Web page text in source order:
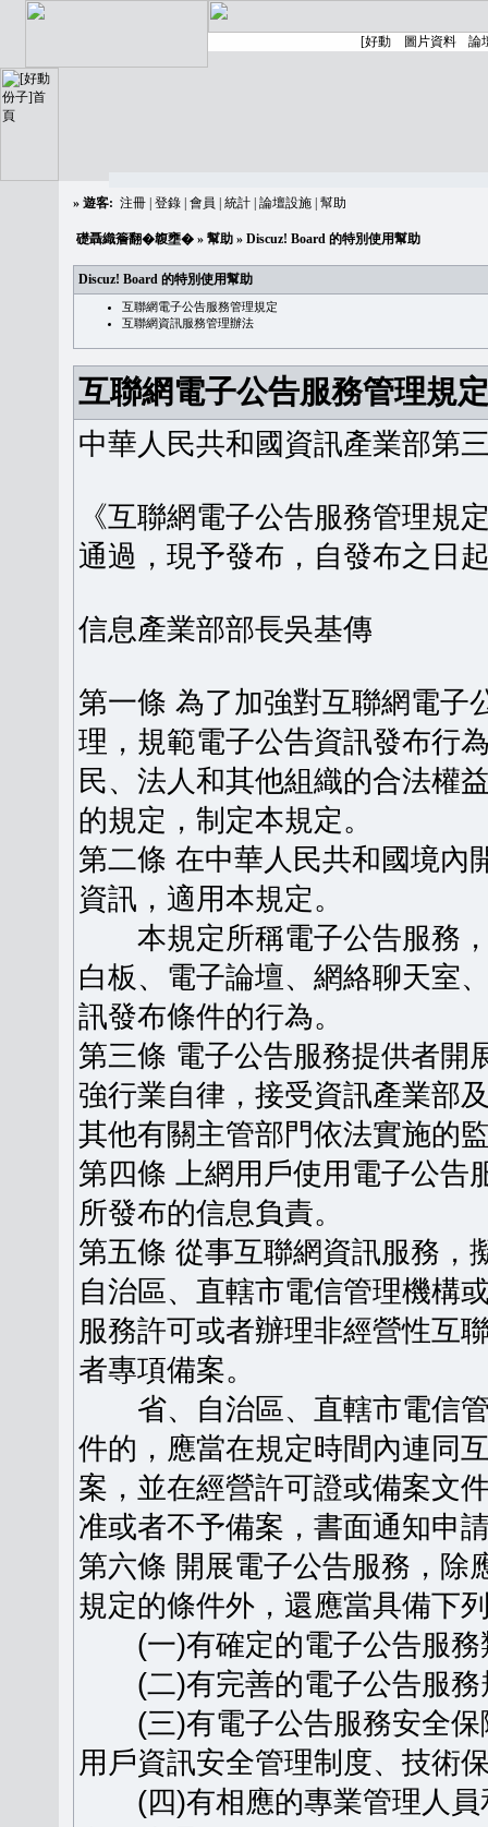
» 遊客: 注冊 登錄 會員 統計 論壇設施 幫助
礎聶織簷翻�䪖壅� » 幫助 » Discuz! Board 的特別使用幫助
Discuz! Board 的特別使用幫助
互聯網電子公告服務管理規定
互聯網資訊服務管理辦法
互聯網電子公告服務管理規定
中華人民共和國資訊產業部第
《互聯網電子公告服務管理規
通過，現予發布，自發布之日
信息產業部部長吳基傳
第一條 為了加強對互聯網電子
理，規範電子公告資訊發布行
民、法人和其他組織的合法權
的規定，制定本規定。
第二條 在中華人民共和國境內
資訊，適用本規定。
本規定所稱電子公告服務，
白板、電子論壇、網絡聊天室
訊發布條件的行為。
第三條 電子公告服務提供者開
強行業自律，接受資訊產業部
其他有關主管部門依法實施的
第四條 上網用戶使用電子公告
所發布的信息負責。
第五條 從事互聯網資訊服務，
自治區、直轄市電信管理機構
服務許可或者辦理非經營性互
者專項備案。
省、自治區、直轄市電信管
件的，應當在規定時間內連同
案，並在經營許可證或備案文
准或者不予備案，書面通知申
第六條 開展電子公告服務，除
規定的條件外，還應當具備下
(一)有確定的電子公告服務
(二)有完善的電子公告服務
(三)有電子公告服務安全保
用戶資訊安全管理制度、技術
(四)有相應的專業管理人員